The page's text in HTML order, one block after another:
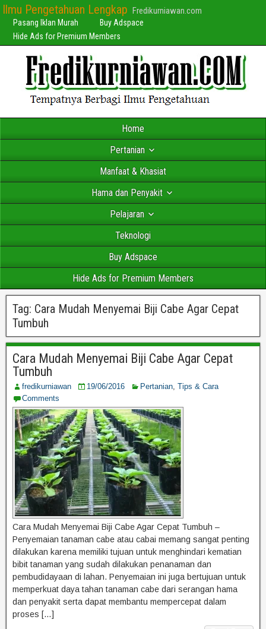
Ilmu Pengetahuan Lengkap Fredikurniawan.com
Pasang Iklan Murah
Buy Adspace
Hide Ads for Premium Members
Home
Pertanian
Manfaat & Khasiat
Hama dan Penyakit
Pelajaran
Teknologi
Buy Adspace
Hide Ads for Premium Members
Tag: Cara Mudah Menyemai Biji Cabe Agar Cepat
Tumbuh
Cara Mudah Menyemai Biji Cabe Agar Cepat
Tumbuh
fredikurniawan 19/06/2016 Pertanian, Tips & Cara
Comments
Cara Mudah Menyemai Biji Cabe Agar Cepat Tumbuh –
Penyemaian tanaman cabe atau cabai memang sangat penting
dilakukan karena memiliki tujuan untuk menghindari kematian
bibit tanaman yang sudah dilakukan penanaman dan
pembudidayaan di lahan. Penyemaian ini juga bertujuan untuk
memperkuat daya tahan tanaman cabe dari serangan hama
dan penyakit serta dapat membantu mempercepat dalam
proses […]